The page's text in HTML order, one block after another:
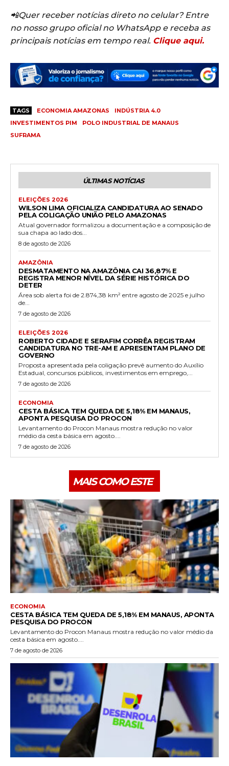
📲Quer receber notícias direto no celular? Entre
no nosso grupo oficial no WhatsApp e receba as
principais notícias em tempo real. Clique aqui.
TAGS ECONOMIA AMAZONAS
INDÚSTRIA 4.0
INVESTIMENTOS PIM
POLO INDUSTRIAL DE MANAUS
SUFRAMA
ÚLTIMAS NOTÍCIAS
ELEIÇÕES 2026
WILSON LIMA OFICIALIZA CANDIDATURA AO SENADO
PELA COLIGAÇÃO UNIÃO PELO AMAZONAS
Atual governador formalizou a documentação e a composição de
sua chapa ao lado dos...
8 de agosto de 2026
AMAZÔNIA
DESMATAMENTO NA AMAZÔNIA CAI 36,87% E
REGISTRA MENOR NÍVEL DA SÉRIE HISTÓRICA DO
DETER
Área sob alerta foi de 2.874,38 km² entre agosto de 2025 e julho
de...
7 de agosto de 2026
ELEIÇÕES 2026
ROBERTO CIDADE E SERAFIM CORRÊA REGISTRAM
CANDIDATURA NO TRE-AM E APRESENTAM PLANO DE
GOVERNO
Proposta apresentada pela coligação prevê aumento do Auxílio
Estadual, concursos públicos, investimentos em emprego,...
7 de agosto de 2026
ECONOMIA
CESTA BÁSICA TEM QUEDA DE 5,18% EM MANAUS,
APONTA PESQUISA DO PROCON
Levantamento do Procon Manaus mostra redução no valor
médio da cesta básica em agosto....
7 de agosto de 2026
MAIS COMO ESTE
ECONOMIA
CESTA BÁSICA TEM QUEDA DE 5,18% EM MANAUS, APONTA
PESQUISA DO PROCON
Levantamento do Procon Manaus mostra redução no valor médio da
cesta básica em agosto....
7 de agosto de 2026